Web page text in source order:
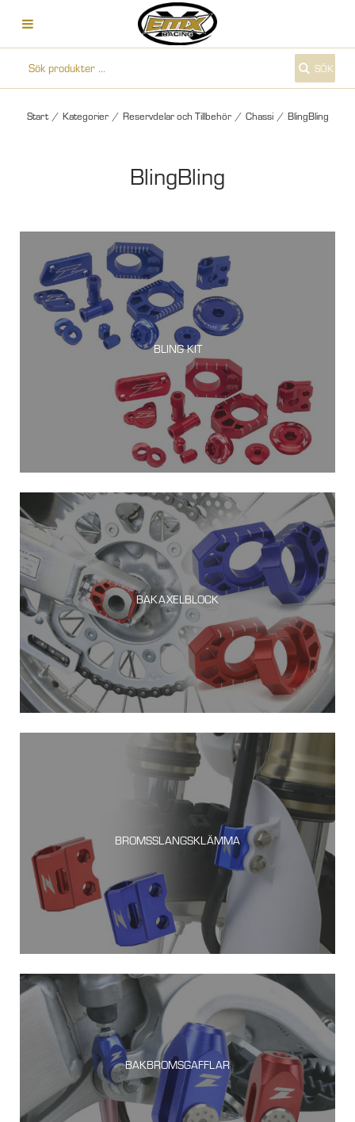
SÖK
Start / Kategorier / Reservdelar och Tillbehör / Chassi / BlingBling
BlingBling
BLING KIT
BAKAXELBLOCK
BROMSSLANGSKLÄMMA
BAKBROMSGAFFLAR